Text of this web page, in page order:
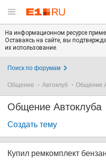
На информационном ресурсе
Оставаясь на сайте, вы
их использование.
Поиск по форумам
Общение Автоклуб Общение
Общение Автоклуба
Создать тему
Купил ремкомплект